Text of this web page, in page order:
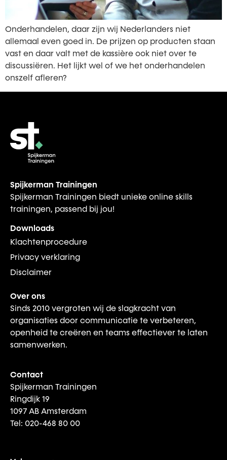
Onderhandelen, daar zijn wij Nederlanders niet
allemaal even goed in. De prijzen op producten staan
vast en daar valt met de kassière ook niet over te
discussiëren. Het lijkt wel of we het onderhandelen
onszelf afleren?
Spijkerman Trainingen
Spijkerman Trainingen biedt unieke online skills
trainingen, passend bij jou!
Downloads
Klachtenprocedure
Privacy verklaring
Disclaimer
Over ons
Sinds 2010 vergroten wij de slagkracht van
organisaties door communicatie te verbeteren,
openheid te creëren en teams effectiever te laten
samenwerken.
Contact
Spijkerman Trainingen
Ringdijk 19
1097 AB Amsterdam
Tel: 020-468 80 00